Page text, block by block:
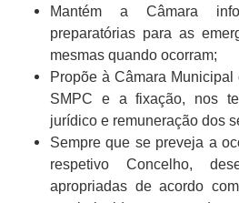
Mantém a Câmara
preparatórias para as
mesmas quando ocorram;
Propõe à Câmara
SMPC e a fixação, nos
jurídico e remuneração dos
Sempre que se preveja a
respetivo Concelho,
apropriadas de acordo